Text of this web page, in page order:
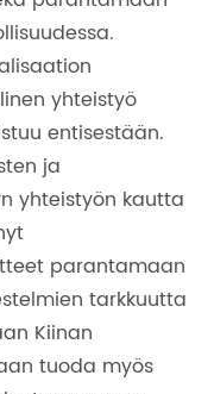
yhteistyö
entisestään.
ja
yhteistyön kautta
parantamaan
tarkkuutta
Kiinan
tuoda myös